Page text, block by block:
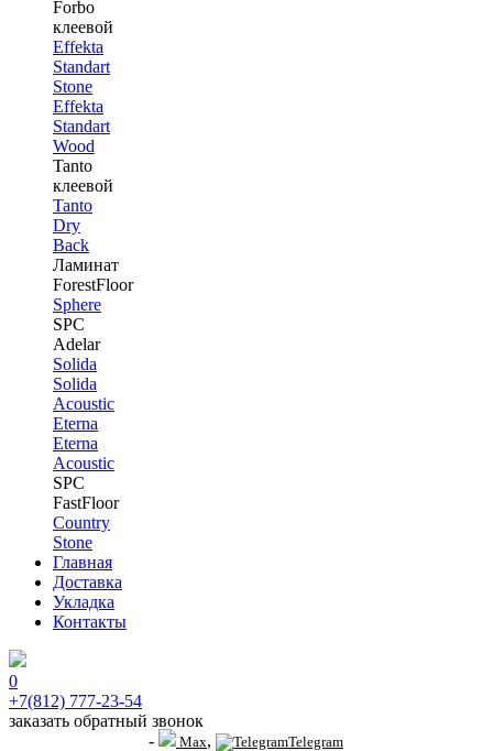
Forbo
клеевой
Effekta
Standart
Stone
Effekta
Standart
Wood
Tanto
клеевой
Tanto
Dry
Back
Ламинат
ForestFloor
Sphere
SPC
Adelar
Solida
Solida
Acoustic
Eterna
Eterna
Acoustic
SPC
FastFloor
Country
Stone
Главная
Доставка
Укладка
Контакты
0
+7(812) 777-23-54
заказать обратный звонок
- Max, Telegram